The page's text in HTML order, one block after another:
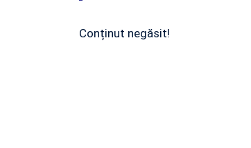
Conținut negăsit!